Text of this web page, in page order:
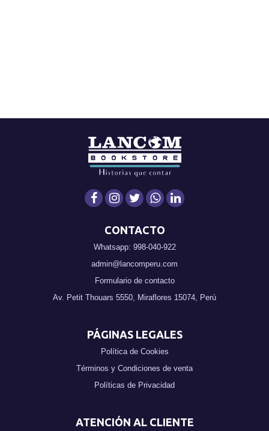
CONTACTO
Whatsapp: 998-040-922
admin@lancomperu.com
Formulario de contacto
Av. Petit Thouars 5550, Miraflores 15074, Perú
PÁGINAS LEGALES
Política de Cookies
Términos y Condiciones de venta
Políticas de Privacidad
ATENCIÓN AL CLIENTE